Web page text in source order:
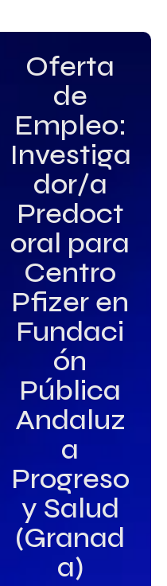
Oferta
de
Empleo:
Investiga
dor/a
Predoct
oral para
Centro
Pfizer en
Fundaci
ón
Pública
Andaluz
a
Progreso
y Salud
(Granad
a)